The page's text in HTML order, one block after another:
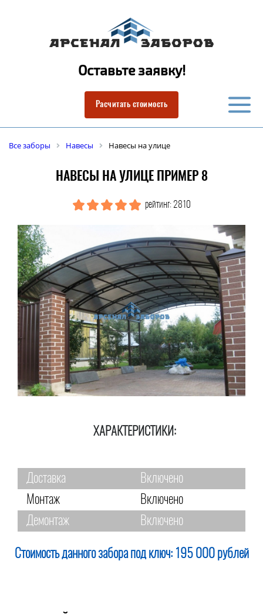
Оставьте заявку!
Расчитать стоимость
Все заборы Навесы Навесы на улице
НАВЕСЫ НА УЛИЦЕ ПРИМЕР 8
рейтинг: 2810
ХАРАКТЕРИСТИКИ:
Доставка
Включено
Монтаж
Включено
Демонтаж
Включено
Стоимость данного забора под ключ: 195 000 рублей